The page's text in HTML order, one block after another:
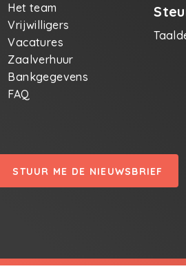
Het team
Vrijwilligers
Vacatures
Zaalverhuur
Bankgegevens
FAQ
STUUR ME DE NIEUWSBRIEF